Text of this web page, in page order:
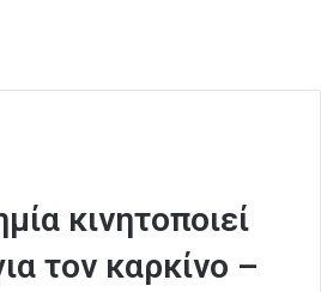
κινητοποιεί
τον καρκίνο –